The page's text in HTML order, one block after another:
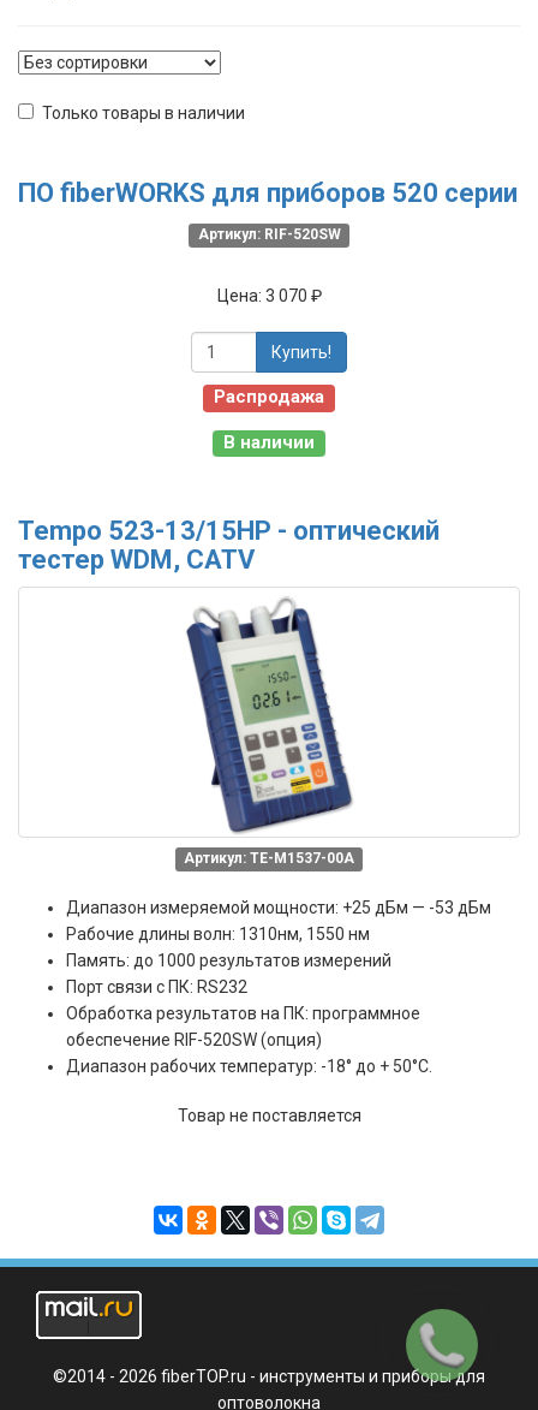
Только товары в наличии
ПО fiberWORKS для приборов 520 серии
Артикул: RIF-520SW
Цена: 3 070 ₽
Купить!
Распродажа
В наличии
Tempo 523-13/15HP - оптический
тестер WDM, CATV
Артикул: TE-M1537-00A
Диапазон измеряемой мощности: +25 дБм — -53 дБм
Рабочие длины волн: 1310нм, 1550 нм
Память: до 1000 результатов измерений
Порт связи с ПК: RS232
Обработка результатов на ПК: программное
обеспечение RIF-520SW (опция)
Диапазон рабочих температур: -18° до + 50°C.
Товар не поставляется
©2014 - 2026 fiberTOP.ru - инструменты и приборы для
оптоволокна
Заказать
звонок